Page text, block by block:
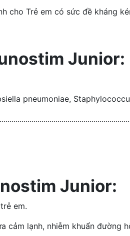
cho Trẻ em có sức đề kháng
Junior​:
pneumoniae,
Junior​​:
em.
cảm lạnh, nhiễm khuẩn đường